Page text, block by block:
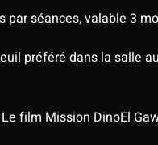
séances, valable 3
préféré dans la salle
film Mission Dino